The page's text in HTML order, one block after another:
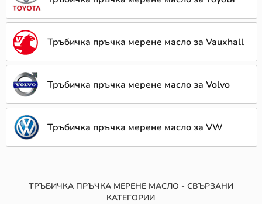
Тръбичка пръчка мерене масло за Vauxhall
Тръбичка пръчка мерене масло за Volvo
Тръбичка пръчка мерене масло за VW
ТРЪБИЧКА ПРЪЧКА МЕРЕНЕ МАСЛО - СВЪРЗАНИ
КАТЕГОРИИ